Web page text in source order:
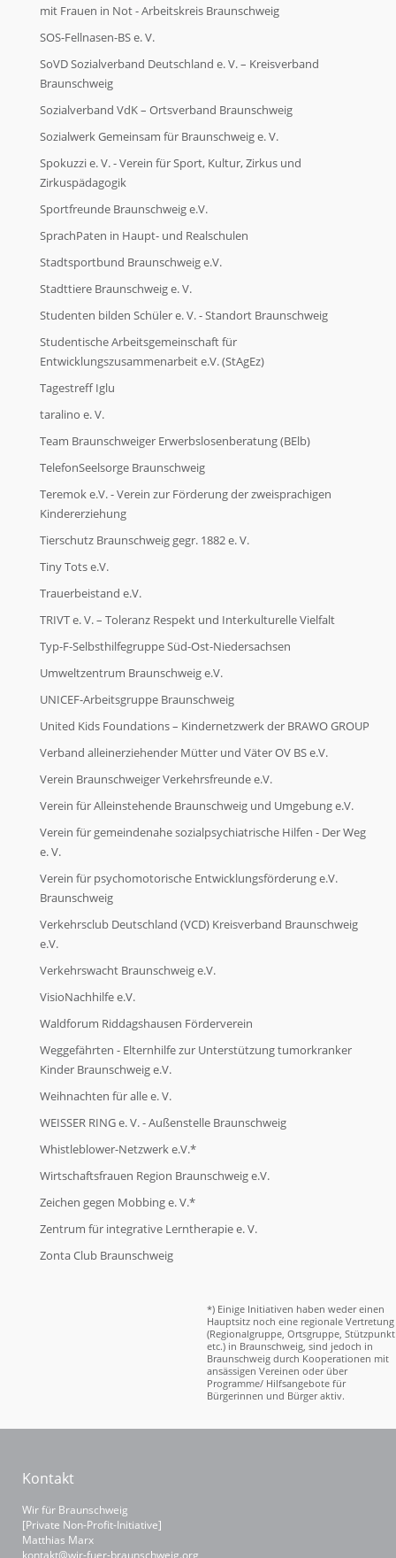
mit Frauen in Not - Arbeitskreis Braunschweig
SOS-Fellnasen-BS e. V.
SoVD Sozialverband Deutschland e. V. – Kreisverband
Braunschweig
Sozialverband VdK – Ortsverband Braunschweig
Sozialwerk Gemeinsam für Braunschweig e. V.
Spokuzzi e. V. - Verein für Sport, Kultur, Zirkus und
Zirkuspädagogik
Sportfreunde Braunschweig e.V.
SprachPaten in Haupt- und Realschulen
Stadtsportbund Braunschweig e.V.
Stadttiere Braunschweig e. V.
Studenten bilden Schüler e. V. - Standort Braunschweig
Studentische Arbeitsgemeinschaft für
Entwicklungszusammenarbeit e.V. (StAgEz)
Tagestreff Iglu
taralino e. V.
Team Braunschweiger Erwerbslosenberatung (BElb)
TelefonSeelsorge Braunschweig
Teremok e.V. - Verein zur Förderung der zweisprachigen
Kindererziehung
Tierschutz Braunschweig gegr. 1882 e. V.
Tiny Tots e.V.
Trauerbeistand e.V.
TRIVT e. V. – Toleranz Respekt und Interkulturelle Vielfalt
Typ-F-Selbsthilfegruppe Süd-Ost-Niedersachsen
Umweltzentrum Braunschweig e.V.
UNICEF-Arbeitsgruppe Braunschweig
United Kids Foundations – Kindernetzwerk der BRAWO GROUP
Verband alleinerziehender Mütter und Väter OV BS e.V.
Verein Braunschweiger Verkehrsfreunde e.V.
Verein für Alleinstehende Braunschweig und Umgebung e.V.
Verein für gemeindenahe sozialpsychiatrische Hilfen - Der Weg
e. V.
Verein für psychomotorische Entwicklungsförderung e.V.
Braunschweig
Verkehrsclub Deutschland (VCD) Kreisverband Braunschweig
e.V.
Verkehrswacht Braunschweig e.V.
VisioNachhilfe e.V.
Waldforum Riddagshausen Förderverein
Weggefährten - Elternhilfe zur Unterstützung tumorkranker
Kinder Braunschweig e.V.
Weihnachten für alle e. V.
WEISSER RING e. V. - Außenstelle Braunschweig
Whistleblower-Netzwerk e.V.*
Wirtschaftsfrauen Region Braunschweig e.V.
Zeichen gegen Mobbing e. V.*
Zentrum für integrative Lerntherapie e. V.
Zonta Club Braunschweig
*) Einige Initiativen haben weder einen
Hauptsitz noch eine regionale Vertretung
(Regionalgruppe, Ortsgruppe, Stützpunkt
etc.) in Braunschweig, sind jedoch in
Braunschweig durch Kooperationen mit
ansässigen Vereinen oder über
Programme/ Hilfsangebote für
Bürgerinnen und Bürger aktiv.
Kontakt
Wir für Braunschweig
[Private Non-Profit-Initiative]
Matthias Marx